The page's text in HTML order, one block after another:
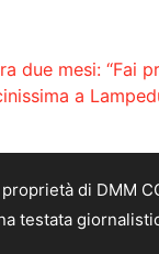
due mesi: “Fai
a
di DMM
testata